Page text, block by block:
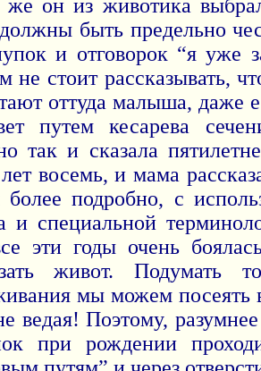
же он из животика
быть предельно
и отговорок “я уже
не стоит рассказывать,
оттуда малыша, даже
путем кесарева
так и сказала
восемь, и мама
более подробно, с
и специальной
эти годы очень
живот. Подумать
мы можем посеять
ведая! Поэтому, разумнее
при рождении